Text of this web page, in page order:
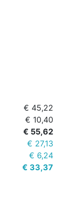
€ 45,22
€ 10,40
€ 55,62
€ 27,13
€ 6,24
€ 33,37